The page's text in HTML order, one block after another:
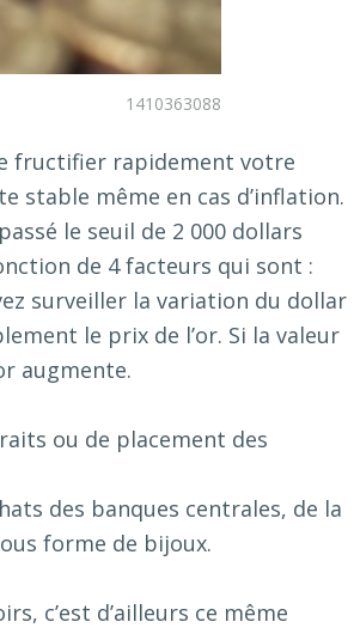
1410363088
fructifier rapidement votre
stable même en cas d’inflation.
le seuil de 2 000 dollars
de 4 facteurs qui sont :
surveiller la variation du dollar
le prix de l’or. Si la valeur
augmente.
ou de placement des
des banques centrales, de la
forme de bijoux.
c’est d’ailleurs ce même